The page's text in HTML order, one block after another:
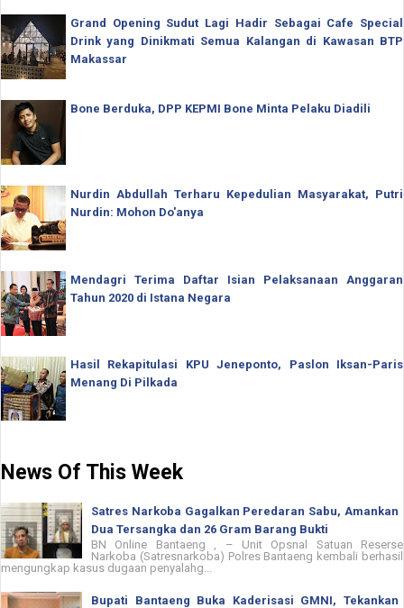
Grand Opening Sudut Lagi Hadir Sebagai Cafe Special
Drink yang Dinikmati Semua Kalangan di Kawasan BTP
Makassar
Bone Berduka, DPP KEPMI Bone Minta Pelaku Diadili
Nurdin Abdullah Terharu Kepedulian Masyarakat, Putri
Nurdin: Mohon Do'anya
Mendagri Terima Daftar Isian Pelaksanaan Anggaran
Tahun 2020 di Istana Negara
Hasil Rekapitulasi KPU Jeneponto, Paslon Iksan-Paris
Menang Di Pilkada
News Of This Week
Satres Narkoba Gagalkan Peredaran Sabu, Amankan
Dua Tersangka dan 26 Gram Barang Bukti
BN Online Bantaeng , – Unit Opsnal Satuan Reserse
Narkoba (Satresnarkoba) Polres Bantaeng kembali berhasil
mengungkap kasus dugaan penyalahg...
Bupati Bantaeng Buka Kaderisasi GMNI, Tekankan